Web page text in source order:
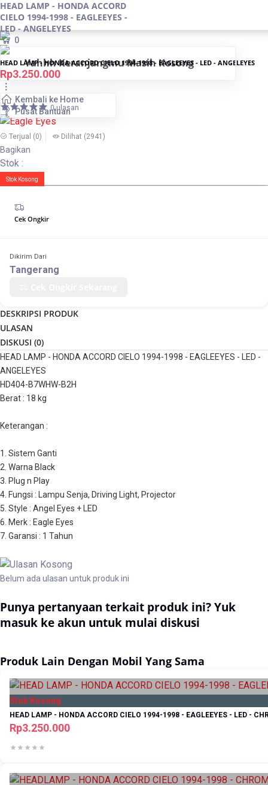
HEAD LAMP - HONDA ACCORD
CIELO 1994-1998 - EAGLEEYES -
LED - ANGELEYES
0
Yahhh Keranjangmu Masih Kosong
Kembali ke Home
Pusat Bantuan
HEAD LAMP - HONDA ACCORD CIELO 1994-1998 - EAGLEEYES - LED - ANGELEYES
Rp3.250.000
0 ulasan
Terjual (0) Dilihat (2941)
Bagikan
Stok :
Stok Kosong
Cek Ongkir
Dikirim Dari
Tangerang
DESKRIPSI PRODUK
ULASAN
DISKUSI (0)
HEAD LAMP - HONDA ACCORD CIELO 1994-1998 - EAGLEEYES - LED -
ANGELEYES
HD404-B7WHW-B2H
Berat : 18 kg
Keterangan :
1. Sistem Ganti
2. Warna Black
3. Plug n Play
4. Fungsi : Lampu Senja, Driving Light, Projector
5. Style : Angel Eyes + LED
6. Merk : Eagle Eyes
7. Garansi : 1 Tahun
Belum ada ulasan untuk produk ini
Punya pertanyaan terkait produk ini? Yuk
masuk ke akun untuk mulai diskusi
Produk Lain Dengan Mobil Yang Sama
Stok Kosong
HEAD LAMP - HONDA ACCORD CIELO 1994-1998 - EAGLEEYES - LED -
Rp3.250.000